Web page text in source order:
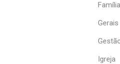
Família
Gerais
Igreja